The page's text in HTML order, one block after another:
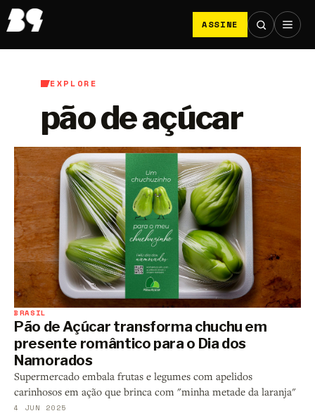
ASSINE
EXPLORE
pão de açúcar
BRASIL
Pão de Açúcar transforma chuchu em
presente romântico para o Dia dos
Namorados
Supermercado embala frutas e legumes com apelidos
carinhosos em ação que brinca com "minha metade da laranja"
4 JUN 2025